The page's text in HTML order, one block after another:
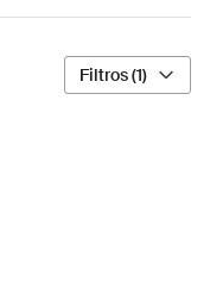
Filtros (1)